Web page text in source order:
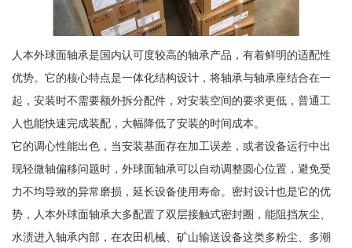
人本外球面轴承是国内认可度较高的轴承产品，有着鲜明的适配性
优势。它的核心特点是一体化结构设计，将轴承与轴承座结合在一
起，安装时不需要额外拆分配件，对安装空间的要求更低，普通工
人也能快速完成装配，大幅降低了安装的时间成本。
它的调心性能出色，当安装基面存在加工误差，或者设备运行中出
现轻微轴偏移问题时，外球面轴承可以自动调整圆心位置，避免受
力不均导致的异常磨损，延长设备使用寿命。密封设计也是它的优
势，人本外球面轴承大多配置了双层接触式密封圈，能阻挡灰尘、
水渍进入轴承内部，在农田机械、矿山输送设备这类多粉尘、多潮